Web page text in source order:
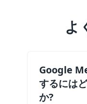
よ
Google
するには
か?